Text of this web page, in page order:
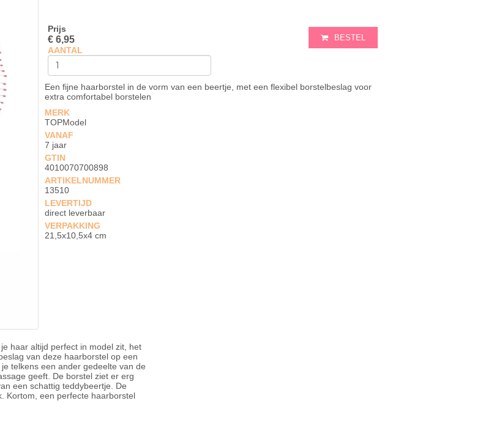
Prijs
€ 6,95
AANTAL
BESTEL
Een fijne haarborstel in de vorm van een beertje, met een flexibel borstelbeslag voor
extra comfortabel borstelen
MERK
TOPModel
VANAF
7 jaar
GTIN
4010070700898
ARTIKELNUMMER
13510
LEVERTIJD
direct leverbaar
VERPAKKING
21,5x10,5x4 cm
haar altijd perfect in model zit, het
van deze haarborstel op een
telkens een ander gedeelte van de
geeft. De borstel ziet er erg
een schattig teddybeertje. De
Kortom, een perfecte haarborstel